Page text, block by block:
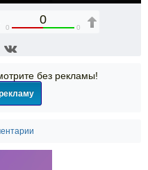
0
0 0
без рекламы!